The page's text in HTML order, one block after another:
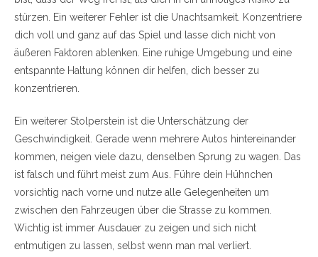
stürzen. Ein weiterer Fehler ist die Unachtsamkeit. Konzentriere
dich voll und ganz auf das Spiel und lasse dich nicht von
äußeren Faktoren ablenken. Eine ruhige Umgebung und eine
entspannte Haltung können dir helfen, dich besser zu
konzentrieren.
Ein weiterer Stolperstein ist die Unterschätzung der
Geschwindigkeit. Gerade wenn mehrere Autos hintereinander
kommen, neigen viele dazu, denselben Sprung zu wagen. Das
ist falsch und führt meist zum Aus. Führe dein Hühnchen
vorsichtig nach vorne und nutze alle Gelegenheiten um
zwischen den Fahrzeugen über die Strasse zu kommen.
Wichtig ist immer Ausdauer zu zeigen und sich nicht
entmutigen zu lassen, selbst wenn man mal verliert.